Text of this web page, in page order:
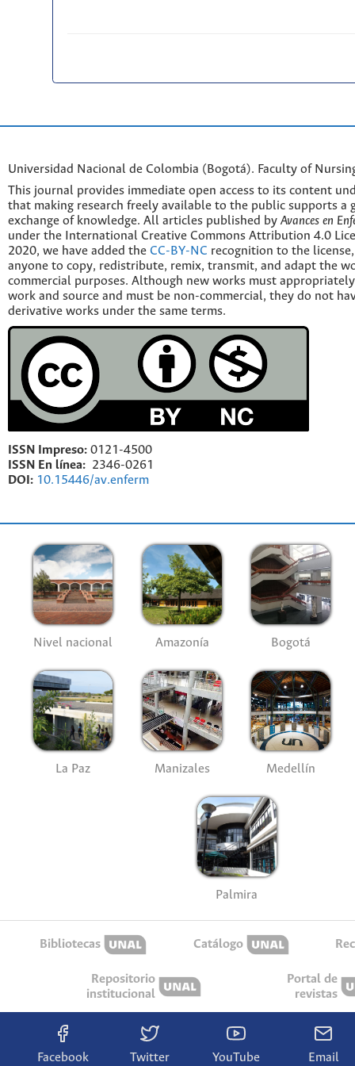
Universidad Nacional de Colombia (Bogotá). Faculty of
This journal provides immediate open access to its content
that making research freely available to the public supports a
exchange of knowledge. All articles published by Avances en
under the International Creative Commons Attribution 4.0
2020, we have added the CC-BY-NC recognition to the
anyone to copy, redistribute, remix, transmit, and adapt the
commercial purposes. Although new works must
work and source and must be non-commercial, they do not
derivative works under the same terms.
ISSN Impreso: 0121-4500
ISSN En línea: 2346-0261
DOI: 10.15446/av.enferm
Nivel nacional Amazonía Bogotá
La Paz Manizales Medellín
Palmira
Bibliotecas Catálogo
Repositorio
institucional
Portal de
revistas
Facebook Twitter YouTube Email